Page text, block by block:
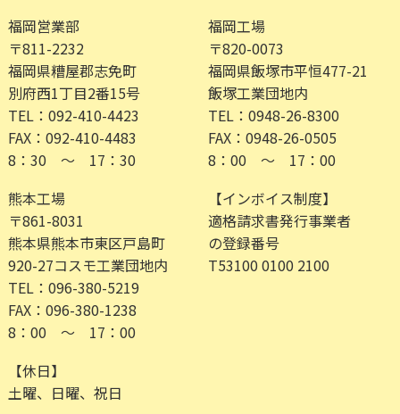
福岡営業部
〒811-2232
福岡県糟屋郡志免町
別府西1丁目2番15号
TEL：092-410-4423
FAX：092-410-4483
8：30 ～ 17：30
福岡工場
〒820-0073
福岡県飯塚市平恒477-21
飯塚工業団地内
TEL：0948-26-8300
FAX：0948-26-0505
8：00 ～ 17：00
熊本工場
〒861-8031
熊本県熊本市東区戸島町
920-27コスモ工業団地内
TEL：096-380-5219
FAX：096-380-1238
8：00 ～ 17：00
【インボイス制度】
適格請求書発行事業者
の登録番号
T53100 0100 2100
【休日】
土曜、日曜、祝日